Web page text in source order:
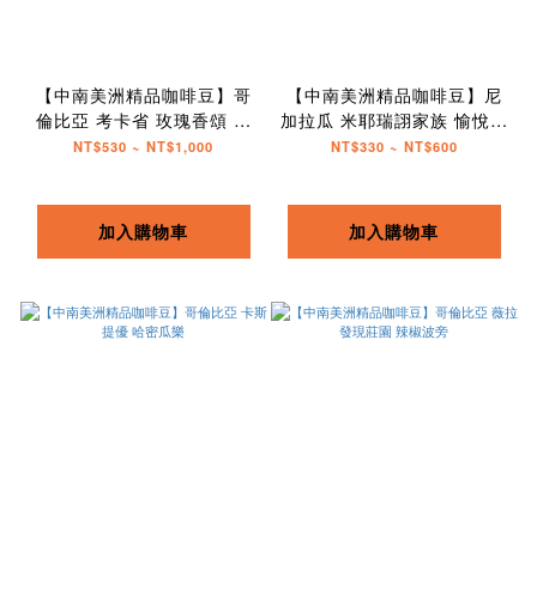
【中南美洲精品咖啡豆】哥
倫比亞 考卡省 玫瑰香頌 釀
酒酵母 G1
NT$530 ~ NT$1,000
加入購物車
【中南美洲精品咖啡豆】尼
加拉瓜 米耶瑞詡家族 愉悅莊
園 波旁種 日曬放奇酒香處理
NT$330 ~ NT$600
加入購物車